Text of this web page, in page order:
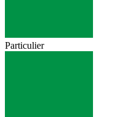
Particulier